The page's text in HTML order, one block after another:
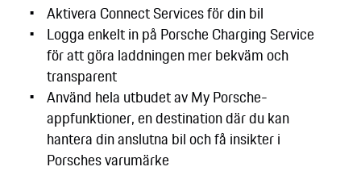
Aktivera Connect Services för din bil
Logga enkelt in på Porsche Charging Service
för att göra laddningen mer bekväm och
transparent
Använd hela utbudet av My Porsche-
appfunktioner, en destination där du kan
hantera din anslutna bil och få insikter i
Porsches varumärke